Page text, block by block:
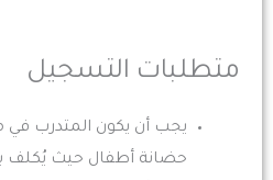
متطلبات التسجيل
يجب أن يكون المتدرب
حضانة أطفال حيث يُكلف